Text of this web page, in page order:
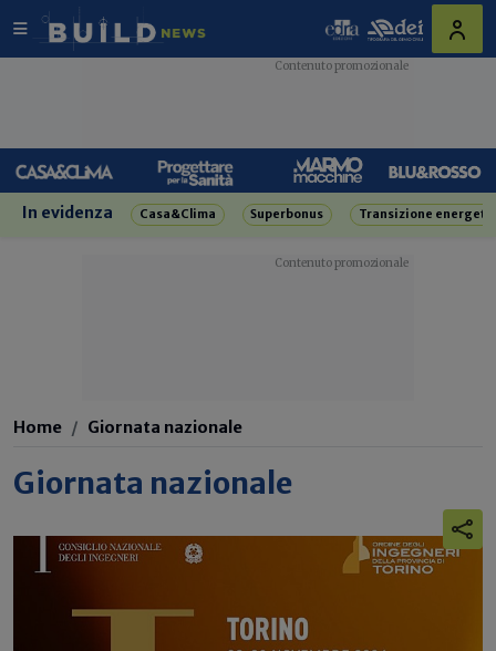
In evidenza Casa&Clima Superbonus Transizione
Home Giornata nazionale
Giornata nazionale